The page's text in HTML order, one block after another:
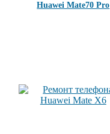
Huawei Mate70 Pro